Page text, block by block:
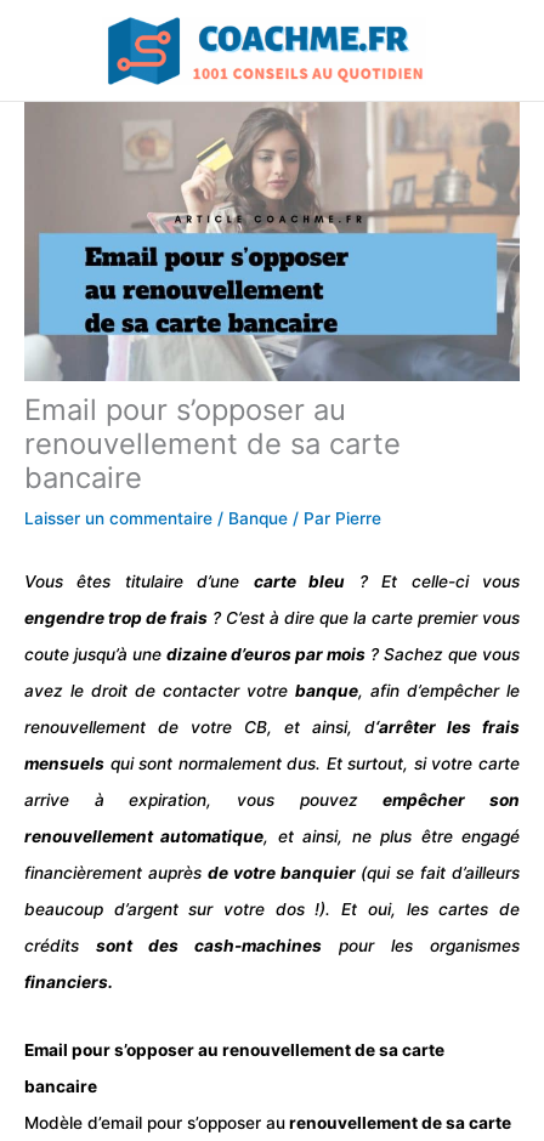
Email pour s’opposer au
renouvellement de sa carte
bancaire
Laisser un commentaire / Banque / Par Pierre
Vous êtes titulaire d’une carte bleu ? Et celle-ci vous
engendre trop defrais ? C’est à dire que la carte premier vous
coute jusqu’à une dizaine d’euros par mois ? Sachez que vous
avez le droit de contacter votre banque, afin d’empêcher le
renouvellement de votre CB, et ainsi, d‘arrêter les frais
mensuels qui sont normalement dus. Et surtout, si votre carte
arrive à expiration, vous pouvezempêcher son
renouvellement automatique, et ainsi, ne plus être engagé
financièrement auprès de votre banquier(qui se fait d’ailleurs
beaucoup d’argent sur votre dos !). Et oui, les cartes de
crédits sont des cash-machines pour les organismes
financiers.
Email pour s’opposer au renouvellement de sa carte
bancaire
Modèle d’email pour s’opposer aurenouvellement de sa carte